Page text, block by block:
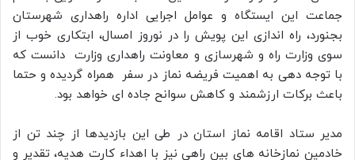
جماعت این ایستگاه و عوامل اجرایی اداره راهداری شهرستان
بجنورد، راه اندازی این پویش را در نوروز امسال، ابتکاری خوب از
سوی وزارت راه و شهرسازی و معاونت راهداری وزارت دانست که
با توجه دهی به اهمیت فریضه نماز در سفر همراه گردیده و حتما
باعث برکات ارزشمند و کاهش سوانح جاده ای خواهد بود.
مدیر ستاد اقامه نماز استان در طی این بازدیدها از چند تن از
خادمین نمازخانه های بین راهی نیز با اهداء کارت هدیه، تقدیر و